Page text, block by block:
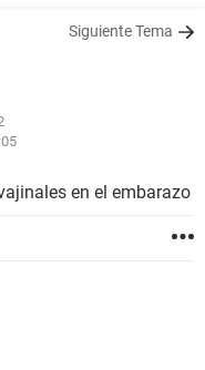
Siguiente Tema
en el embarazo